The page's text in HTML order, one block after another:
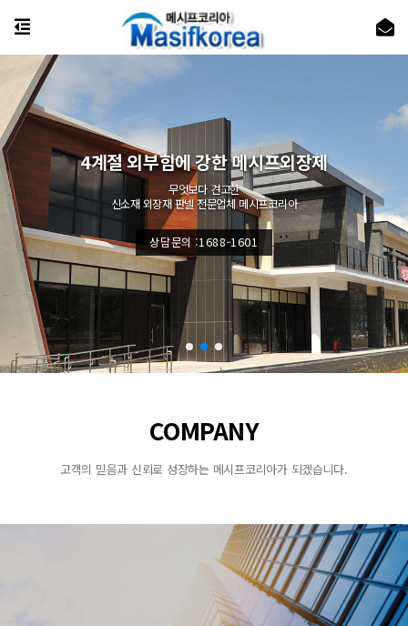
COMPANY
고객의 믿음과 신뢰로 성장하는 메시프코리아가 되겠습니다.